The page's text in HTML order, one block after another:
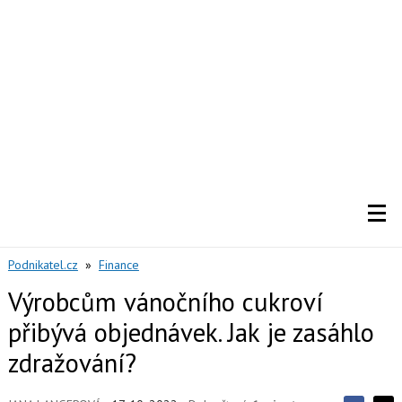
Podnikatel.cz » Finance
Výrobcům vánočního cukroví
přibývá objednávek. Jak je zasáhlo
zdražování?